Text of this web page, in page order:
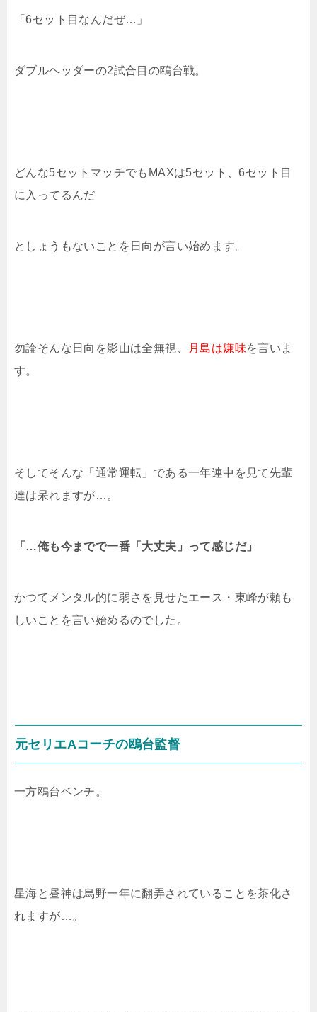
「6セット目なんだぜ…」
ダブルヘッダーの2試合目の鴎台戦。
どんな5セットマッチでもMAXは5セット、6セット目
に入ってるんだ
としょうもないことを日向が言い始めます。
勿論そんな日向を影山は全無視、 月島は嫌味を言いま
す。
そしてそんな「通常運転」である一年連中を見て先輩
達は呆れますが…。
「…俺も今までで一番「大丈夫」って感じだ」
かつてメンタル的に弱さを見せたエース・東峰が頼も
しいことを言い始めるのでした。
元セリエAコーチの鴎台監督
一方鴎台ベンチ。
星海と昼神は烏野一年に翻弄されていることを茶化さ
れますが…。